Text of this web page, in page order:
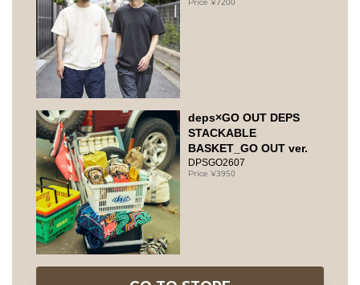
deps×GO OUT DEPS
STACKABLE
BASKET_GO OUT ver.
DPSGO2607
3950